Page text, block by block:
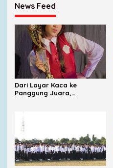
News Feed
Dari Layar Kaca ke
Panggung Juara,